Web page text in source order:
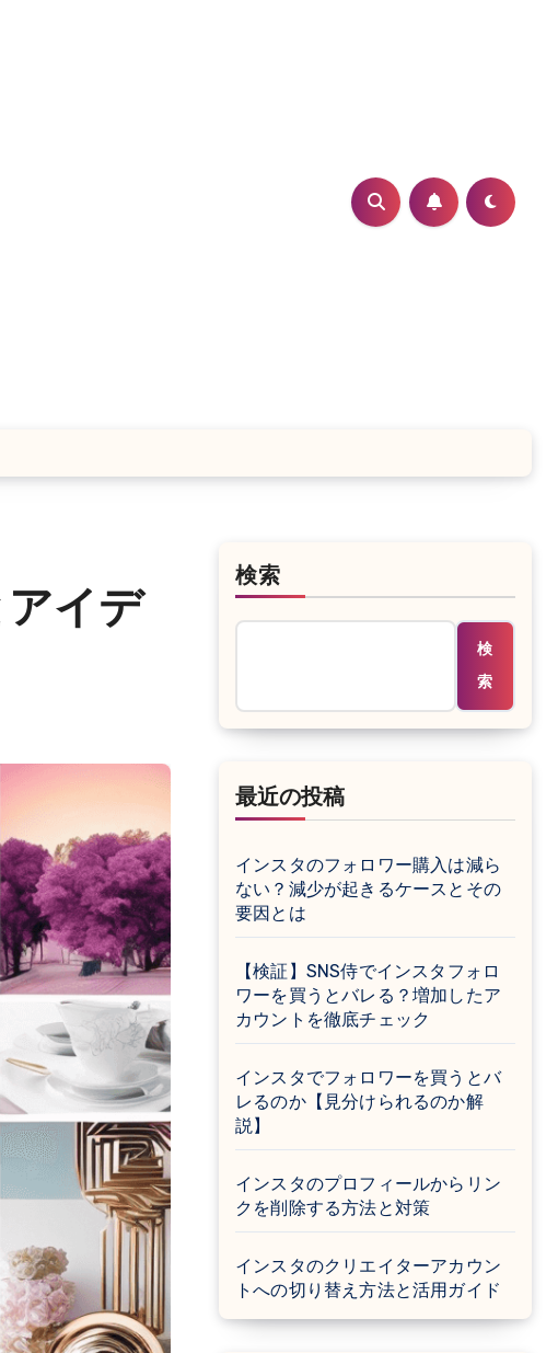
イデ
検索
検
索
最近の投稿
インスタのフォロワー購入は減ら
ない？減少が起きるケースとその
要因とは
【検証】SNS侍でインスタフォロ
ワーを買うとバレる？増加したア
カウントを徹底チェック
インスタでフォロワーを買うとバ
レるのか【見分けられるのか解
説】
インスタのプロフィールからリン
クを削除する方法と対策
インスタのクリエイターアカウン
トへの切り替え方法と活用ガイド